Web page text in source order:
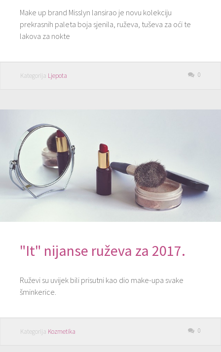
Make up brand Misslyn lansirao je novu kolekciju
prekrasnih paleta boja sjenila, ruževa, tuševa za oći te
lakova za nokte
Kategorija Ljepota 0
"It" nijanse ruževa za 2017.
Ruževi su uvijek bili prisutni kao dio make-upa svake
šminkerice.
Kategorija Kozmetika 0